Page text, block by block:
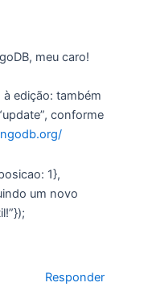
meu caro!
edição: também
conforme
1},
um novo
Responder